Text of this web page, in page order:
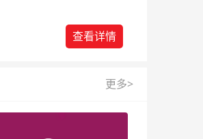
查看详情
更多>